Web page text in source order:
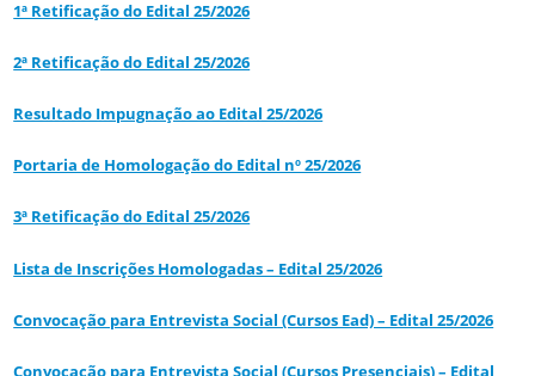
1ª Retificação do Edital 25/2026
2ª Retificação do Edital 25/2026
Resultado Impugnação ao Edital 25/2026
Portaria de Homologação do Edital nº 25/2026
3ª Retificação do Edital 25/2026
Lista de Inscrições Homologadas – Edital 25/2026
Convocação para Entrevista Social (Cursos Ead) – Edital 25/2026
Convocação para Entrevista Social (Cursos Presenciais) – Edital